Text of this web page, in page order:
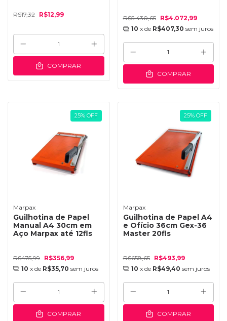
R$17,32 R$12,99
COMPRAR
R$5.430,65
R$4.072,99
10 x de R$407,30 sem juros
COMPRAR
25% OFF
Marpax
Guilhotina de Papel
Manual A4 30cm em
Aço Marpax até 12fls
R$475,99 R$356,99
10 x de R$35,70 sem juros
COMPRAR
25% OFF
Marpax
Guilhotina de Papel A4
e Ofício 36cm Gex-36
Master 20fls
R$658,65
R$493,99
10 x de R$49,40 sem juros
COMPRAR